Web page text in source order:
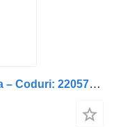
Încălzitor de Apă bilvarmer til Scania – Coduri: 2205791, 1857080, 1722536, 2488570, 1722529, 1768753, 1857081, 1901761 lastbil